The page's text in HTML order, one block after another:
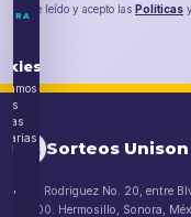
He leído y acepto las Políticas
Sorteos Unison
Blvd. Rodriguez No. 20, entre
83000. Hermosillo, Sonora,